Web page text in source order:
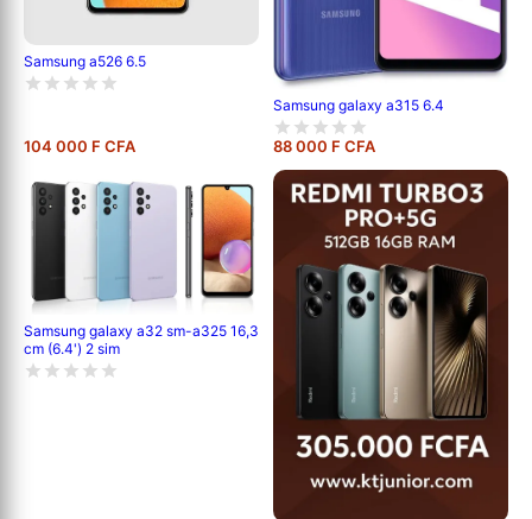
Samsung a526 6.5
104 000 F CFA
Samsung galaxy a315 6.4
88 000 F CFA
Samsung galaxy a32 sm-a325 16,3
cm (6.4') 2 sim